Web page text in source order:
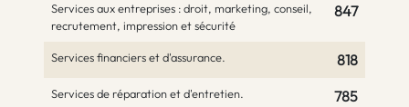
Services aux entreprises : droit, marketing, conseil,
recrutement, impression et sécurité
847
Services financiers et d'assurance. 818
Services de réparation et d'entretien. 785